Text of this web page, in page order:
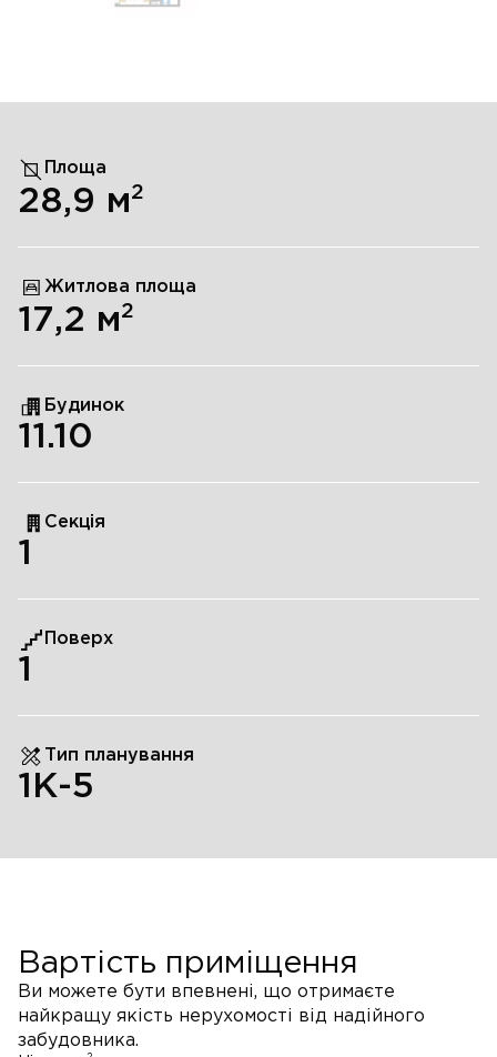
Площа
28,9 м2
Житлова площа
17,2 м2
Будинок
11.10
Секція
1
Поверх
1
Тип планування
1К-5
Вартість приміщення
Ви можете бути впевнені, що отримаєте
найкращу якість нерухомості від надійного
забудовника.